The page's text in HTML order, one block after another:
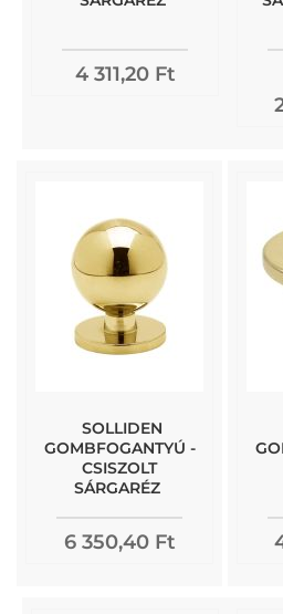
4 311,20 Ft
SOLLIDEN
GOMBFOGANTYÚ -
CSISZOLT
SÁRGARÉZ
6 350,40 Ft